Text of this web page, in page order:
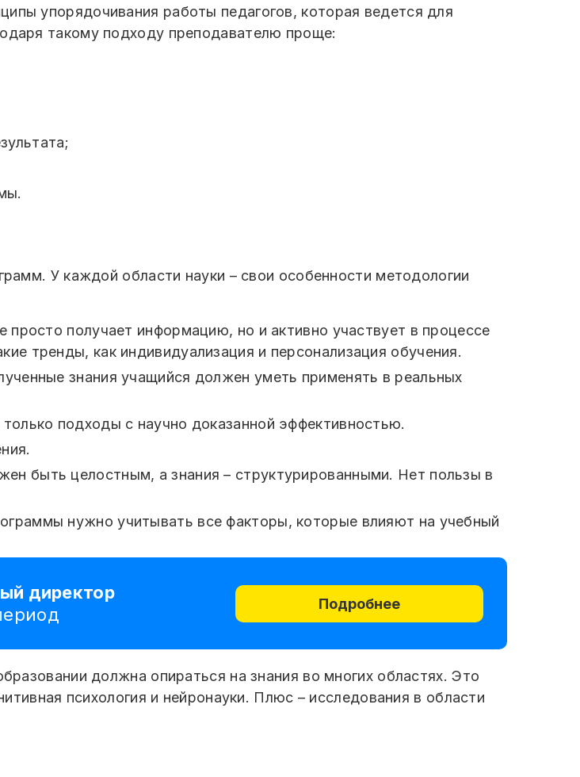
упорядочивания работы педагогов, которая ведется для
такому подходу преподавателю проще:
У каждой области науки – свои особенности методологии
просто получает информацию, но и активно участвует в процессе
тренды, как индивидуализация и персонализация обучения.
знания учащийся должен уметь применять в реальных
подходы с научно доказанной эффективностью.
быть целостным, а знания – структурированными. Нет пользы в
нужно учитывать все факторы, которые влияют на учебный
директор
Подробнее
должна опираться на знания во многих областях. Это
психология и нейронауки. Плюс – исследования в области